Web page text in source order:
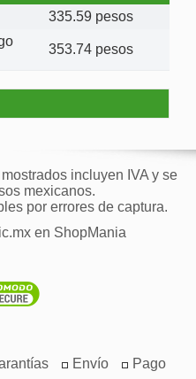
335.59 pesos
353.74 pesos
incluyen IVA y se
mexicanos.
por errores de captura.
Envío Pago